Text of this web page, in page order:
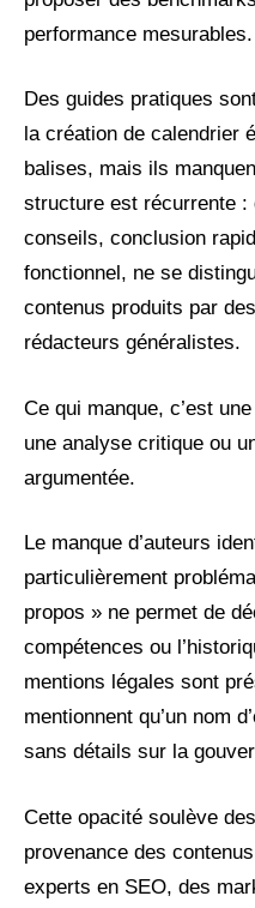
performance mesurables.
Des guides pratiques
la création de calendrier
balises, mais ils
structure est récurrente
conseils, conclusion
fonctionnel, ne se
contenus produits par
rédacteurs généralistes.
Ce qui manque, c’est
une analyse critique ou
argumentée.
Le manque d’auteurs
particulièrement
propos » ne permet de
compétences ou
mentions légales sont
mentionnent qu’un nom
sans détails sur la
Cette opacité soulève
provenance des
experts en SEO, des